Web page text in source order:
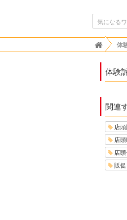
ボンビゴ
体
体験
関連
店
店
店
販促